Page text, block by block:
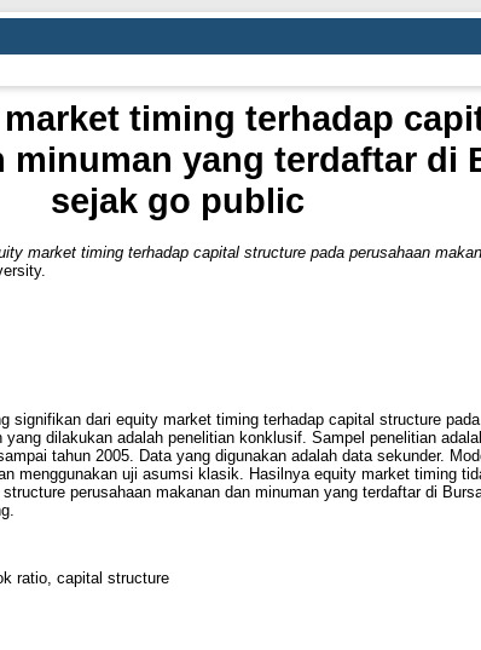
timing terhadap
minuman yang terdaftar di
sejak go public
market timing terhadap capital structure pada perusahaan
signifikan dari equity market timing terhadap capital structure
dilakukan adalah penelitian konklusif. Sampel penelitian
tahun 2005. Data yang digunakan adalah data sekunder.
menggunakan uji asumsi klasik. Hasilnya equity market timing
perusahaan makanan dan minuman yang terdaftar di
ratio, capital structure